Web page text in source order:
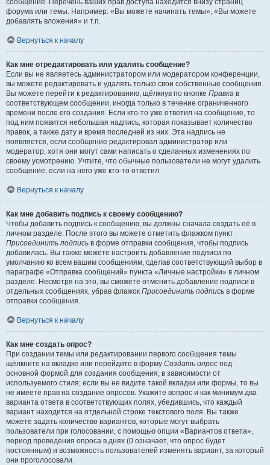
сообщение. Перечень ваших прав доступа находится внизу страниц
форума или темы. Например: «Вы можете начинать темы», «Вы можете
добавлять вложения» и т.п.
Вернуться к началу
Как мне отредактировать или удалить сообщение?
Если вы не являетесь администратором или модератором конференции,
вы можете редактировать и удалять только свои собственные сообщения.
Вы можете перейти к редактированию, щёлкнув по кнопке Правка в
соответствующем сообщении, иногда только в течение ограниченного
времени после его создания. Если кто-то уже ответил на сообщение, то
под ним появится небольшая надпись, которая показывает количество
правок, а также дату и время последней из них. Эта надпись не
появляется, если сообщение редактировал администратор или
модератор, хотя они могут сами написать о сделанных изменениях по
своему усмотрению. Учтите, что обычные пользователи не могут удалить
сообщение, если на него уже кто-то ответил.
Вернуться к началу
Как мне добавить подпись к своему сообщению?
Чтобы добавить подпись к сообщению, вы должны сначала создать её в
личном разделе. После этого вы можете отметить флажком пункт
Присоединить подпись в форме отправки сообщения, чтобы подпись
добавилась. Вы также можете настроить добавление подписи по
умолчанию ко всем вашим сообщениям, сделав соответствующий выбор в
параграфе «Отправка сообщений» пункта «Личные настройки» в личном
разделе. Несмотря на это, вы сможете отменить добавление подписи в
отдельных сообщениях, убрав флажок Присоединить подпись в форме
отправки сообщения.
Вернуться к началу
Как мне создать опрос?
При создании темы или редактировании первого сообщения темы
щёлкните на вкладке или перейдите в форму Создать опрос под
основной формой для создания сообщения, в зависимости от
используемого стиля; если вы не видите такой вкладки или формы, то вы
не имеете прав на создание опросов. Укажите вопрос и как минимум два
варианта ответа в соответствующих полях, убедившись, что каждый
вариант находится на отдельной строке текстового поля. Вы также
можете задать количество вариантов, которые могут выбрать
пользователи при голосовании, с помощью опции «Вариантов ответа»,
период проведения опроса в днях (0 означает, что опрос будет
постоянным) и возможность пользователей изменять вариант, за который
они проголосовали.